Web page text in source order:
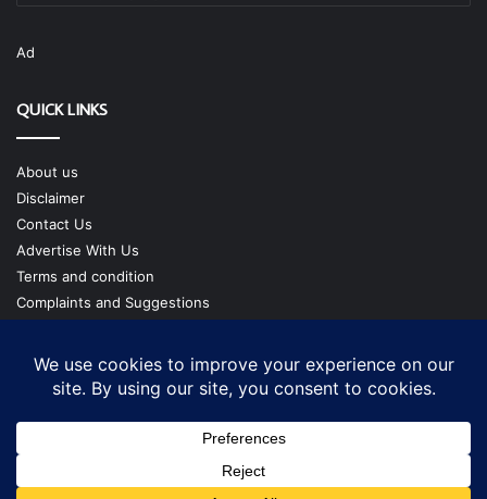
Ad
QUICK LINKS
About us
Disclaimer
Contact Us
Advertise With Us
Terms and condition
Complaints and Suggestions
Our Team
Copyright @ cmgtimes.com